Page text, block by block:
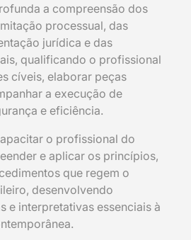
a compreensão dos
processual, das
jurídica e das
qualificando o profissional
cíveis, elaborar peças
a execução de
e eficiência.
o profissional do
e aplicar os princípios,
que regem o
desenvolvendo
e interpretativas essenciais à